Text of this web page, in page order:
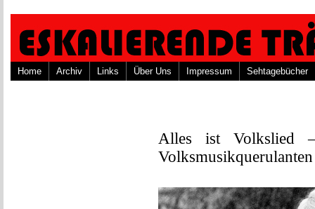
Home Archiv Links Über Uns Impressum Sehtagebücher
Alles ist Volkslied